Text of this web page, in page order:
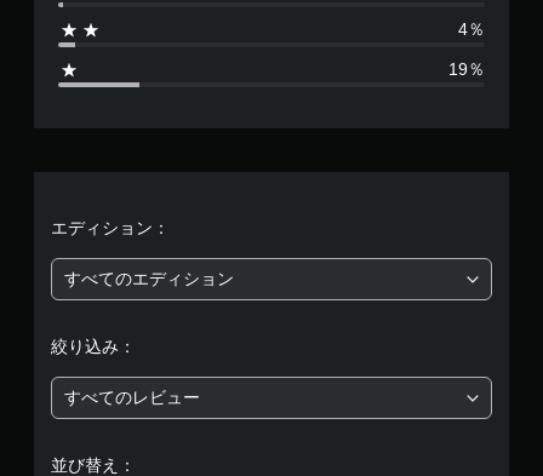
2
評
は
5
4％
19％
エディション：
すべてのエディション
絞り込み：
すべてのレビュー
並び替え：